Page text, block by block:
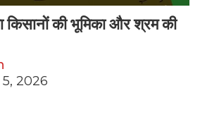
किसानों की भूमिका और श्रम की
5, 2026